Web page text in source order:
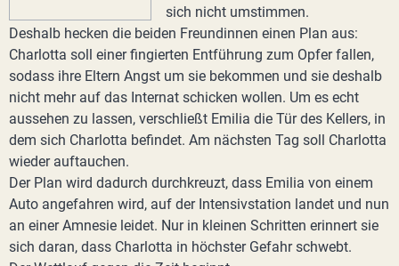
sich nicht umstimmen.
Deshalb hecken die beiden Freundinnen einen Plan aus:
Charlotta soll einer fingierten Entführung zum Opfer fallen,
sodass ihre Eltern Angst um sie bekommen und sie deshalb
nicht mehr auf das Internat schicken wollen. Um es echt
aussehen zu lassen, verschließt Emilia die Tür des Kellers, in
dem sich Charlotta befindet. Am nächsten Tag soll Charlotta
wieder auftauchen.
Der Plan wird dadurch durchkreuzt, dass Emilia von einem
Auto angefahren wird, auf der Intensivstation landet und nun
an einer Amnesie leidet. Nur in kleinen Schritten erinnert sie
sich daran, dass Charlotta in höchster Gefahr schwebt.